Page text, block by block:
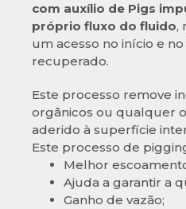
com auxílio de Pigs
próprio fluxo do fluido,
um acesso no início e
recuperado.
Este processo remove
orgânicos ou qualquer
aderido à superfície
Este processo de
Melhor
Ajuda a garantir a
Ganho de vazão;